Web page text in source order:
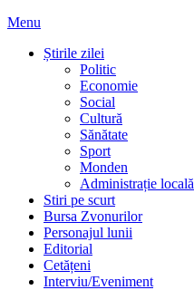
Menu
Știrile zilei
Politic
Economie
Social
Cultură
Sănătate
Sport
Monden
Administrație locală
Stiri pe scurt
Bursa Zvonurilor
Personajul lunii
Editorial
Cetățeni
Interviu/Eveniment